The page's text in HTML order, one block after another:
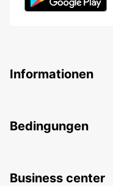
Informationen
Bedingungen
Business center